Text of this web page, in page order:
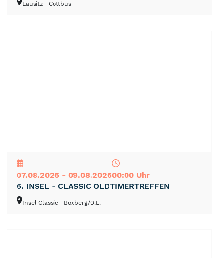
Lausitz | Cottbus
07.08.2026 - 09.08.202600:00 Uhr
6. INSEL - CLASSIC OLDTIMERTREFFEN
Insel Classic | Boxberg/O.L.